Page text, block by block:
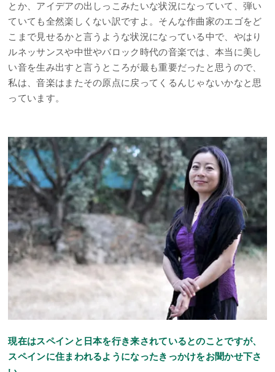
とか、アイデアの出しっこみたいな状況になっていて、弾い
ていても全然楽しくない訳ですよ。そんな作曲家のエゴをど
こまで見せるかと言うような状況になっている中で、やはり
ルネッサンスや中世やバロック時代の音楽では、本当に美し
い音を生み出すと言うところが最も重要だったと思うので、
私は、音楽はまたその原点に戻ってくるんじゃないかなと思
っています。
現在はスペインと日本を行き来されているとのことですが、
スペインに住まわれるようになったきっかけをお聞かせ下さ